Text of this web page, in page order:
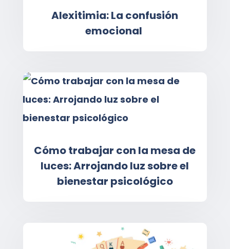
Alexitimia: La confusión
emocional
Cómo trabajar con la mesa de
luces: Arrojando luz sobre el
bienestar psicológico